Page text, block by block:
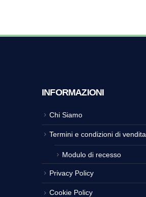
INFORMAZIONI
Chi Siamo
Termini e condizioni di vendita
Modulo di recesso
Privacy Policy
Cookie Policy